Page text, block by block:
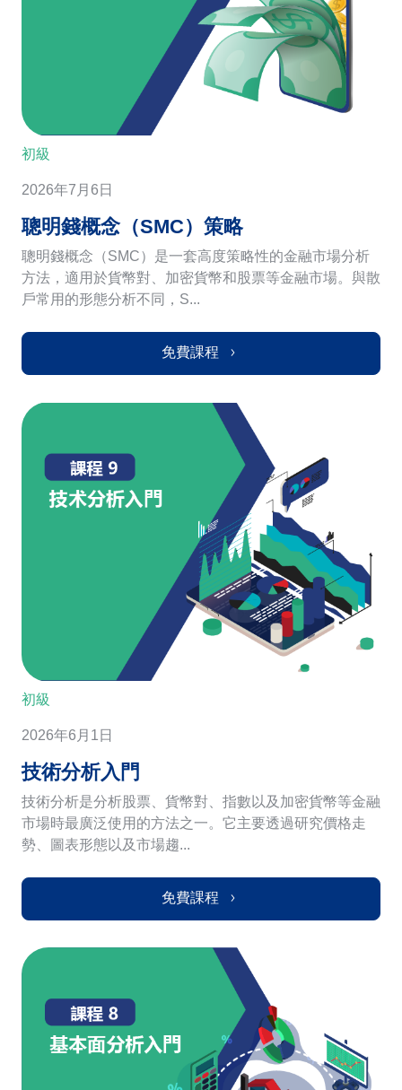
初級
2026年7月6日
聰明錢概念（SMC）策略
聰明錢概念（SMC）是一套高度策略性的金融市場分析
方法，適用於貨幣對、加密貨幣和股票等金融市場。與散
戶常用的形態分析不同，S...
免費課程
初級
2026年6月1日
技術分析入門
技術分析是分析股票、貨幣對、指數以及加密貨幣等金融
市場時最廣泛使用的方法之一。它主要透過研究價格走
勢、圖表形態以及市場趨...
免費課程